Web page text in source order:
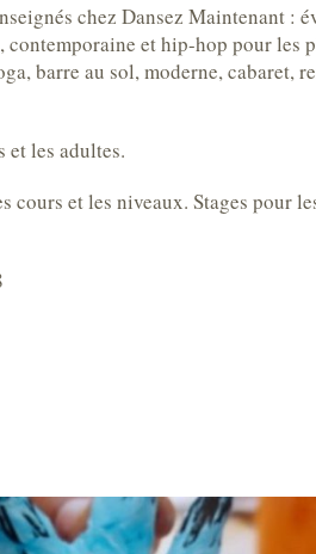
chez Dansez Maintenant :
contemporaine et hip-hop pour les
barre au sol, moderne, cabaret,
et les adultes.
cours et les niveaux. Stages pour